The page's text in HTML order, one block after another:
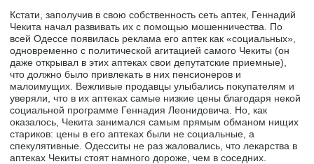
Кстати, заполучив в свою собственность сеть аптек, Геннадий
Чекита начал развивать их с помощью мошенничества. По
всей Одессе появилась реклама его аптек как «социальных»,
одновременно с политической агитацией самого Чекиты (он
даже открывал в этих аптеках свои депутатские приемные),
что должно было привлекать в них пенсионеров и
малоимущих. Вежливые продавцы улыбались покупателям и
уверяли, что в их аптеках самые низкие цены благодаря некой
социальной программе Геннадия Леонидовича. Но, как
оказалось, Чекита занимался самым прямым обманом нищих
стариков: цены в его аптеках были не социальные, а
спекулятивные. Одесситы не раз жаловались, что лекарства в
аптеках Чекиты стоят намного дороже, чем в соседних.